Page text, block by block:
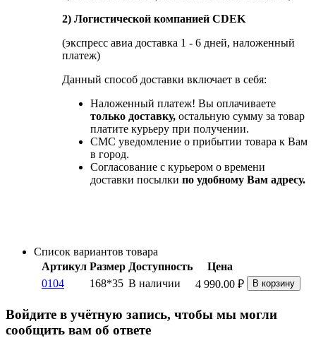
2) Логистической компанией CDEK
(экспресс авиа доставка 1 - 6 дней, наложенный
платеж)
Данный способ доставки включает в себя:
Наложенный платеж! Вы оплачиваете
только доставку, остальную сумму за товар
платите курьеру при получении.
СМС уведомление о прибытии товара к Вам
в город.
Согласование с курьером о времени
доставки посылки по удобному Вам адресу.
Список вариантов товара
Артикул Размер Доступность
Цена
0104
168*35 В наличии 4 990.00 ₽ В корзину
Войдите в учётную запись, чтобы мы могли
сообщить вам об ответе